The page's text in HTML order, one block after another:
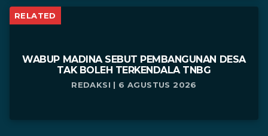
RELATED
WABUP MADINA SEBUT PEMBANGUNAN DESA
TAK BOLEH TERKENDALA TNBG
REDAKSI | 6 AGUSTUS 2026